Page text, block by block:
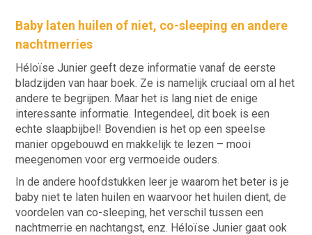
Baby laten huilen of niet, co-sleeping en andere
nachtmerries
Héloïse Junier geeft deze informatie vanaf de eerste
bladzijden van haar boek. Ze is namelijk cruciaal om al het
andere te begrijpen. Maar het is lang niet de enige
interessante informatie. Integendeel, dit boek is een
echte slaapbijbel! Bovendien is het op een speelse
manier opgebouwd en makkelijk te lezen – mooi
meegenomen voor erg vermoeide ouders.
In de andere hoofdstukken leer je waarom het beter is je
baby niet te laten huilen en waarvoor het huilen dient, de
voordelen van co-sleeping, het verschil tussen een
nachtmerrie en nachtangst, enz. Héloïse Junier gaat ook